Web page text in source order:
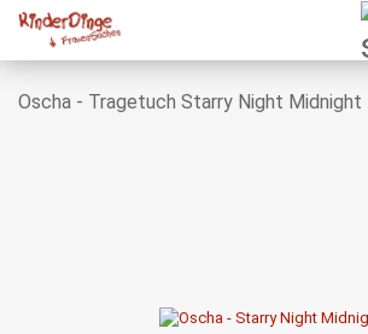
Oscha - Tragetuch Starry Night Midnight